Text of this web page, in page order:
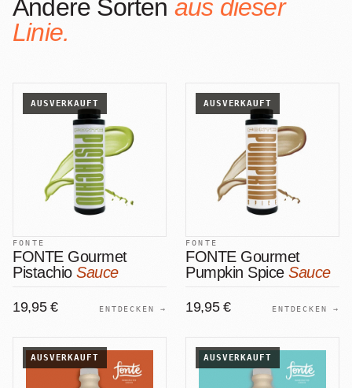
Andere Sorten aus dieser
Linie.
AUSVERKAUFT
FONTE
FONTE Gourmet
Pistachio Sauce
19,95 € ENTDECKEN →
AUSVERKAUFT
FONTE
FONTE Gourmet
Pumpkin Spice Sauce
19,95 € ENTDECKEN →
AUSVERKAUFT AUSVERKAUFT